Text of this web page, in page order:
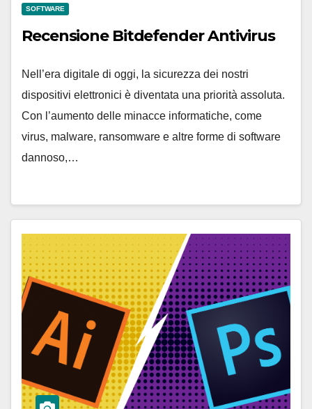
SOFTWARE
Recensione Bitdefender Antivirus
Nell’era digitale di oggi, la sicurezza dei nostri
dispositivi elettronici è diventata una priorità assoluta.
Con l’aumento delle minacce informatiche, come
virus, malware, ransomware e altre forme di software
dannoso,…